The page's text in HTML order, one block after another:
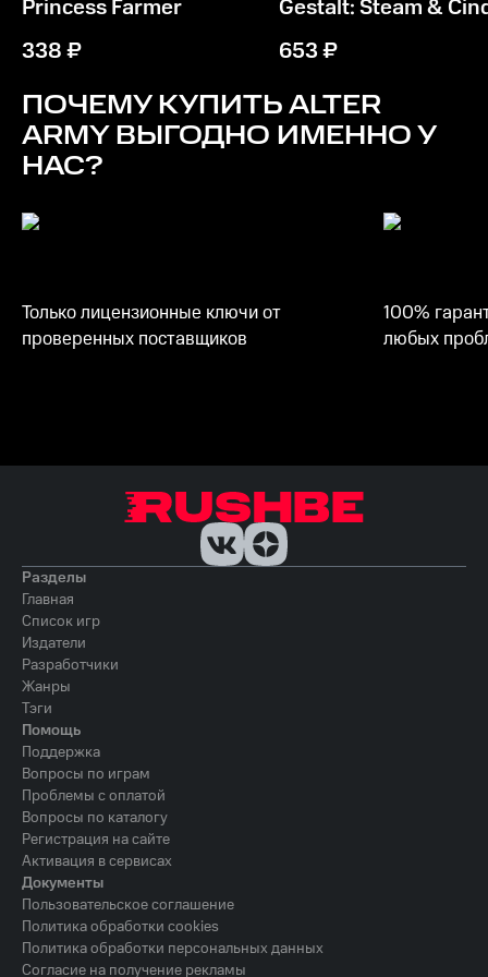
Princess Farmer
338₽
Gestalt: Steam &
653₽
ПОЧЕМУ КУПИТЬALTER
ARMYВЫГОДНО ИМЕННО У
НАС?
Только лицензионные ключи от
проверенных поставщиков
100%
любых
Разделы
Главная
Список игр
Издатели
Разработчики
Жанры
Тэги
Помощь
Поддержка
Вопросы по играм
Проблемы с оплатой
Вопросы по каталогу
Регистрация на сайте
Активация в сервисах
Документы
Пользовательское соглашение
Политика обработки cookies
Политика обработки персональных данных
Согласие на получение рекламы